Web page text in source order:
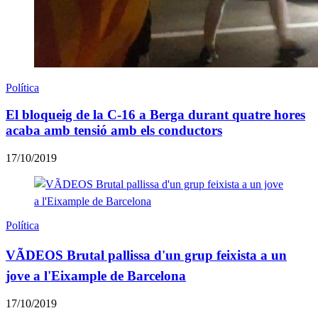
Política
El bloqueig de la C-16 a Berga durant quatre hores
acaba amb tensió amb els conductors
17/10/2019
Política
VÃDEOS Brutal pallissa d'un grup feixista a un
jove a l'Eixample de Barcelona
17/10/2019